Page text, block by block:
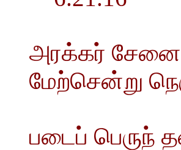
அரக்கர் சேனை
மேற்சென்று
படைப் பெருந்